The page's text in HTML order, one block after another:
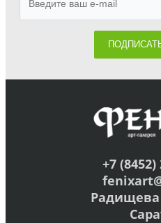
+7 (8452)
Радищева